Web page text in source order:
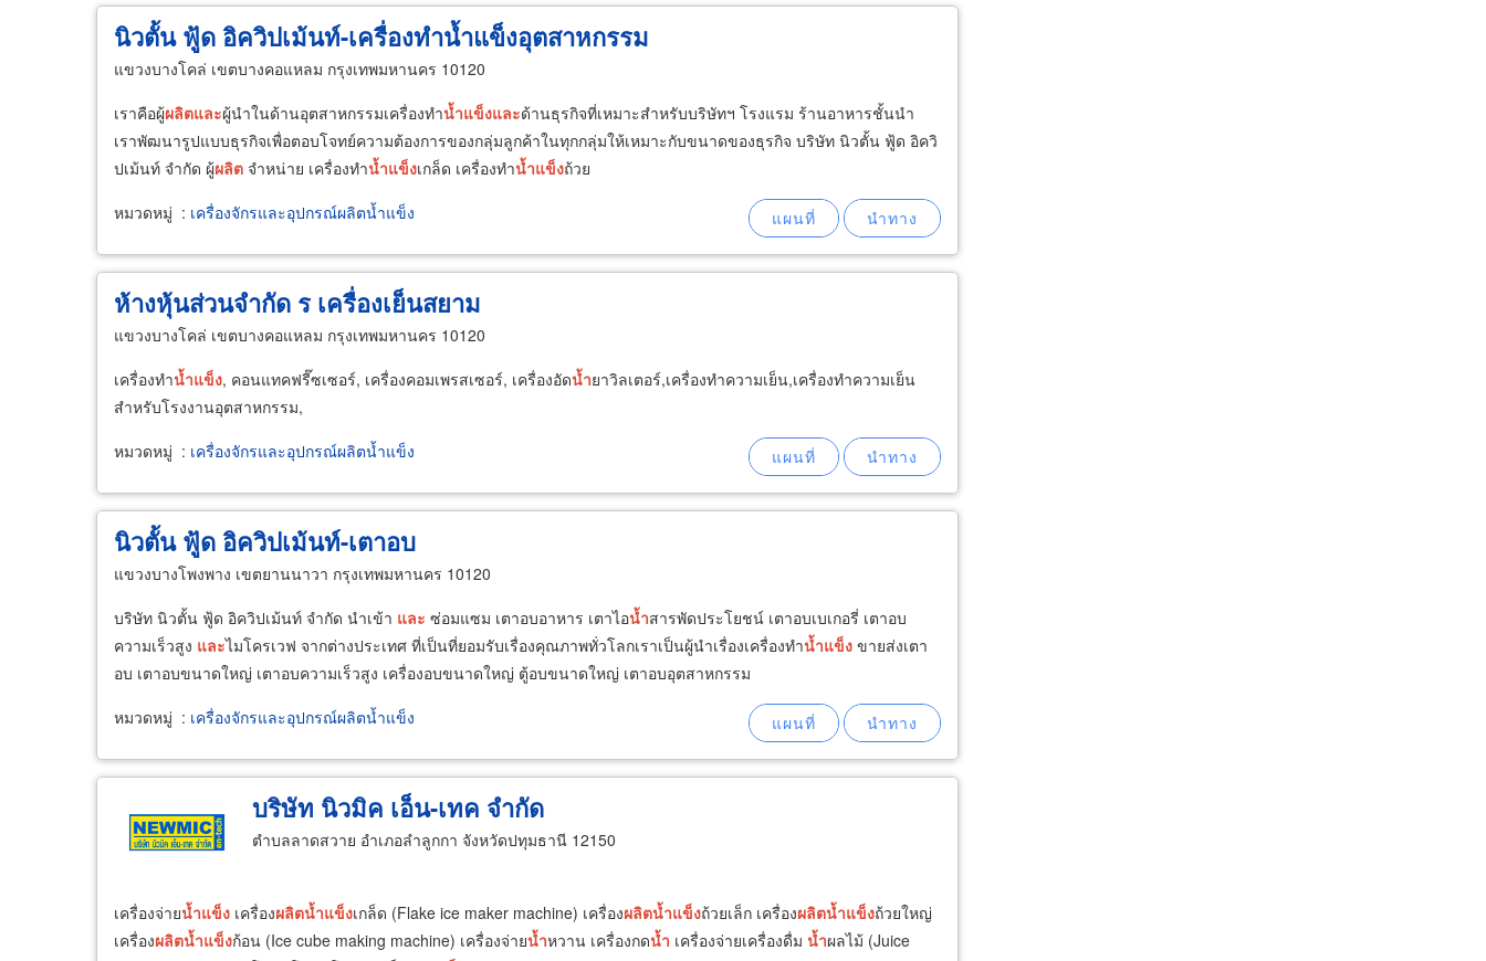
นิวตั้น ฟู้ด อิควิปเม้นท์-เครื่องทำน้ำแข็งอุตสาหกรรม
แขวงบางโคล่ เขตบางคอแหลม กรุงเทพมหานคร 10120
เราคือผู้ผลิตและผู้นำในด้านอุตสาหกรรมเครื่องทำน้ำแข็งและด้านธุรกิจที่เหมาะสำหรับบริษัทฯ โรงแรม ร้านอาหารชั้นนำ
เราพัฒนารูปแบบธุรกิจเพื่อตอบโจทย์ความต้องการของกลุ่มลูกค้าในทุกกลุ่มให้เหมาะกับขนาดของธุรกิจ บริษัท นิวตั้น ฟู้ด อิควิ
ปเม้นท์ จำกัด ผู้ผลิต จำหน่าย เครื่องทำน้ำแข็งเกล็ด เครื่องทำน้ำแข็งถ้วย
หมวดหมู่ : เครื่องจักรและอุปกรณ์ผลิตน้ำแข็ง
ห้างหุ้นส่วนจำกัด ร เครื่องเย็นสยาม
แขวงบางโคล่ เขตบางคอแหลม กรุงเทพมหานคร 10120
เครื่องทำน้ำแข็ง, คอนแทคฟรี๊ซเซอร์, เครื่องคอมเพรสเซอร์, เครื่องอัดน้ำยาวิลเตอร์,เครื่องทำความเย็น,เครื่องทำความเย็น
สำหรับโรงงานอุตสาหกรรม,
หมวดหมู่ : เครื่องจักรและอุปกรณ์ผลิตน้ำแข็ง
นิวตั้น ฟู้ด อิควิปเม้นท์-เตาอบ
แขวงบางโพงพาง เขตยานนาวา กรุงเทพมหานคร 10120
บริษัท นิวตั้น ฟู้ด อิควิปเม้นท์ จำกัด นำเข้า และ ซ่อมแซม เตาอบอาหาร เตาไอน้ำสารพัดประโยชน์ เตาอบเบเกอรี่ เตาอบ
ความเร็วสูง และไมโครเวฟ จากต่างประเทศ ที่เป็นที่ยอมรับเรื่องคุณภาพทั่วโลกเราเป็นผู้นำเรื่องเครื่องทำน้ำแข็ง ขายส่งเตา
อบ เตาอบขนาดใหญ่ เตาอบความเร็วสูง เครื่องอบขนาดใหญ่ ตู้อบขนาดใหญ่ เตาอบอุตสาหกรรม
หมวดหมู่ : เครื่องจักรและอุปกรณ์ผลิตน้ำแข็ง
บริษัท นิวมิค เอ็น-เทค จำกัด
ตำบลลาดสวาย อำเภอลำลูกกา จังหวัดปทุมธานี 12150
เครื่องจ่ายน้ำแข็ง เครื่องผลิตน้ำแข็งเกล็ด (Flake ice maker machine) เครื่องผลิตน้ำแข็งถ้วยเล็ก เครื่องผลิตน้ำแข็งถ้วยใหญ่
เครื่องผลิตน้ำแข็งก้อน (Ice cube making machine) เครื่องจ่ายน้ำหวาน เครื่องกดน้ำ เครื่องจ่ายเครื่องดื่ม น้ำผลไม้ (Juice